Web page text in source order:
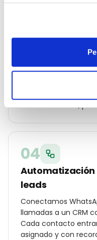
03
Campañas Ads
Lanzamos Google
con audiencias
Profile con fotos,
04
Automatización
leads
Conectamos
llamadas a un CRM
Cada contacto
asignado y con